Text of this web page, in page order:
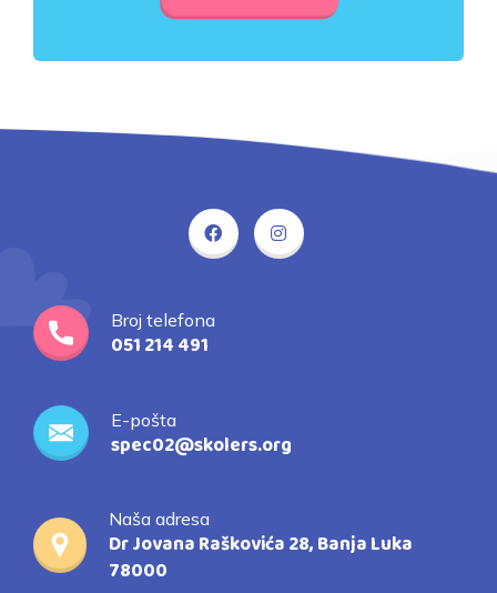
Broj telefona
051 214 491
E-pošta
spec02@skolers.org
Naša adresa
Dr Jovana Raškovića 28, Banja Luka
78000